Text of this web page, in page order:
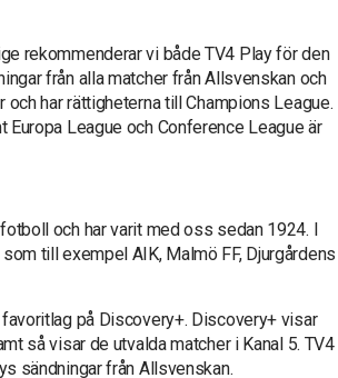
rekommenderar vi både TV4 Play för den
från alla matcher från Allsvenskan och
har rättigheterna till Champions League.
League och Conference League är
och har varit med oss sedan 1924. I
till exempel AIK, Malmö FF, Djurgårdens
på Discovery+. Discovery+ visar
så visar de utvalda matcher i Kanal 5. TV4
sändningar från Allsvenskan.